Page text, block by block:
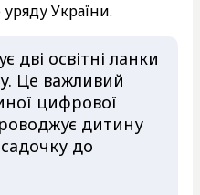
України.
дві освітні ланки
Це важливий
цифрової
дитину
до